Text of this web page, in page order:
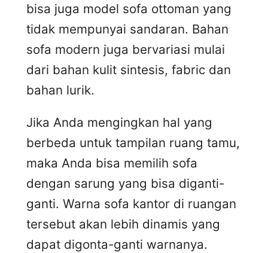
bisa juga model sofa ottoman yang
tidak mempunyai sandaran. Bahan
sofa modern juga bervariasi mulai
dari bahan kulit sintesis, fabric dan
bahan lurik.
Jika Anda mengingkan hal yang
berbeda untuk tampilan ruang tamu,
maka Anda bisa memilih sofa
dengan sarung yang bisa diganti-
ganti. Warna sofa kantor di ruangan
tersebut akan lebih dinamis yang
dapat digonta-ganti warnanya.